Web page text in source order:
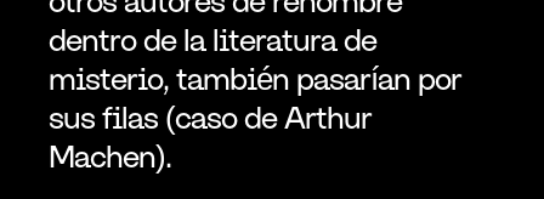
dentro de la literatura de
misterio, también pasarían por
sus filas (caso de Arthur
Machen).